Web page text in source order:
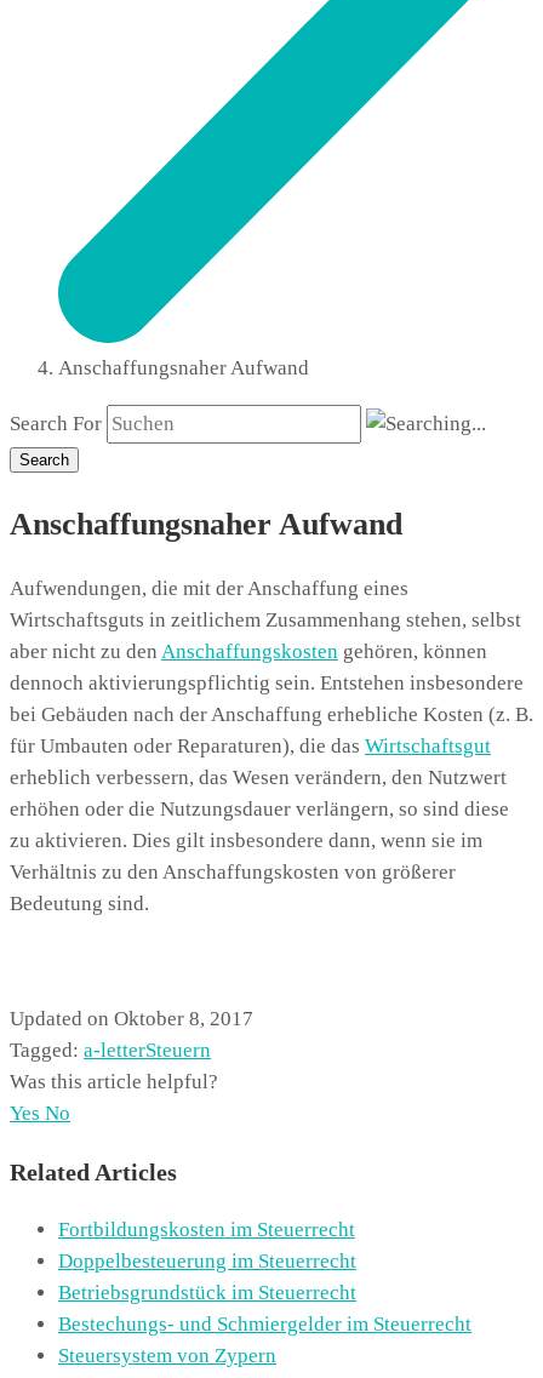
Anschaffungsnaher Aufwand
Search For
Search
Anschaffungsnaher Aufwand
Aufwendungen, die mit der Anschaffung eines
Wirtschaftsguts in zeitlichem Zusammenhang stehen, selbst
aber nicht zu den Anschaffungskosten gehören, können
dennoch aktivierungspflichtig sein. Entstehen insbesondere
bei Gebäuden nach der Anschaffung erhebliche Kosten (z. B.
für Umbauten oder Reparaturen), die das Wirtschaftsgut
erheblich verbessern, das Wesen verändern, den Nutzwert
erhöhen oder die Nutzungsdauer verlängern, so sind diese
zu aktivieren. Dies gilt insbesondere dann, wenn sie im
Verhältnis zu den Anschaffungskosten von größerer
Bedeutung sind.
Updated on Oktober 8, 2017
Tagged: a-letterSteuern
Was this article helpful?
Yes No
Related Articles
Fortbildungskosten im Steuerrecht
Doppelbesteuerung im Steuerrecht
Betriebsgrundstück im Steuerrecht
Bestechungs- und Schmiergelder im Steuerrecht
Steuersystem von Zypern